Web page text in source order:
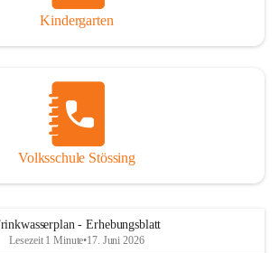
Kindergarten
Volksschule Stössing
- Erhebungsblatt
Lesezeit 1 Minute•17. Juni 2026